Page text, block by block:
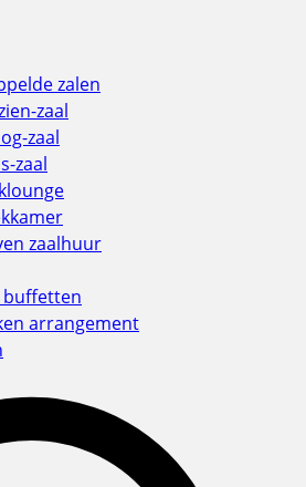
zalen
zaal
zaal
zaal
zaalhuur
buffetten
arrangement